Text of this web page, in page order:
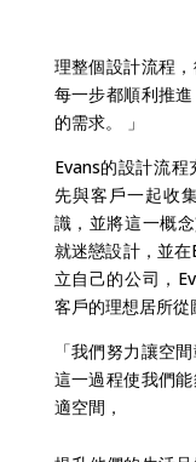
理整個設計流程
每一步都順利推
的需求。 」
Evans的設計流
先與客戶一起收
識，並將這一概
就迷戀設計，並
立自己的公司，
客戶的理想居所從
「我們努力讓空
這一過程使我們
適空間，